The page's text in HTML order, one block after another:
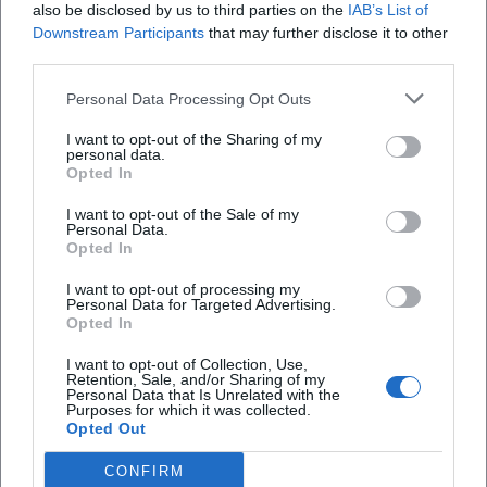
also be disclosed by us to third parties on the IAB’s List of
Downstream Participants that may further disclose it to other
Personal Data Processing Opt Outs
I want to opt-out of the Sharing of my
personal data.
Opted In
I want to opt-out of the Sale of my
Personal Data.
Opted In
I want to opt-out of processing my
Personal Data for Targeted Advertising.
Opted In
I want to opt-out of Collection, Use,
Retention, Sale, and/or Sharing of my
Personal Data that Is Unrelated with the
Purposes for which it was collected.
Opted Out
CONFIRM
sampelt nicht, sondern gestaltet mit Textur und Timbre
cineastische Flächen; das Arrangement lässt visuelle
der Flucht ins Jetzt verlegt. Schließlich lädt Punkrock das
durchgehende Achtel auf dem Bass, ein Tempo, das das
Herz jagt. Diese stilistische Bandbreite zeigt, wie flexibel
Kritische Rezeption: Zwischen Romantisierung und
realistischer Korrektur
Die Musikpresse und Kritikerlandschaft schwanken seit je
zwischen Faszination und Skepsis. Während Chart-Erfolge –
etwa Georgie Fames UK-Nummer-eins-Hit oder die Top-5-
Platzierung von Jay‑Z und Beyoncé in den USA – den
kulturellen Durchschlag belegen, wiesen Historikerinnen
und Historiker wiederholt auf die Gefahr der Verklärung
hin. Filme wie „Bonnie and Clyde“ (1967) etablierten eine
kinematografische Ikone und gelten als Schlüsselwerke des